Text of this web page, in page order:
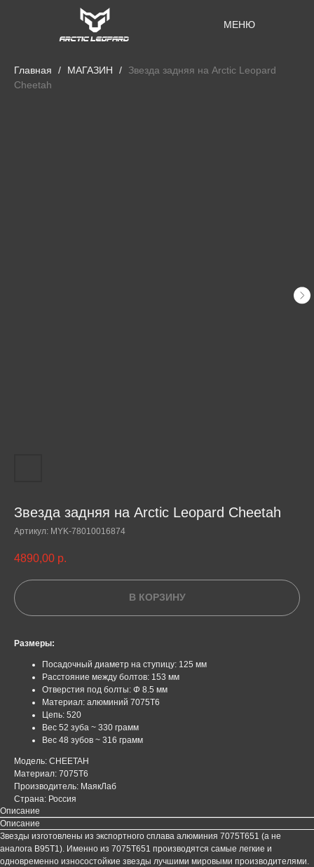
МЕНЮ
Главная МАГАЗИН
Звезда задняя на Arctic Leopard
Cheetah
Звезда задняя на Arctic Leopard Cheetah
Артикул: MYK-78010016874
4890,00 р.
В КОРЗИНУ
Размеры:
Посадочный диаметр на ступицу: 125 мм
Расстояние между болтов: 153 мм
Отверстия под болты: Ф 8.5 мм
Материал: алюминий 7075T6
Цепь: 520
Вес 52 зуба ~ 330 грамм
Вес 48 зубов ~ 316 грамм
Модель: CHEETAH
Материал: 7075T6
Производитель: МаякЛаб
Страна: Россия
Описание
Описание
Звезды изготовлены из экспортного сплава алюминия 7075Т651 (а не
аналога В95Т1). Именно из 7075T651 производятся самые легкие и
одновременно износостойкие звезды лучшими мировыми производителями.